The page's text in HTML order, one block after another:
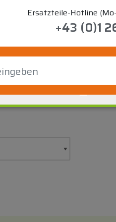
Ersatzteile-Hotline
+43 (0)1